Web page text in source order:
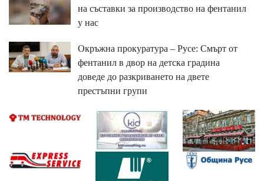
на съставки за производство на фентанил
у нас
Окръжна прокуратура – Русе: Смърт от
фентанил в двор на детска градина
доведе до разкриването на двете
престъпни групи